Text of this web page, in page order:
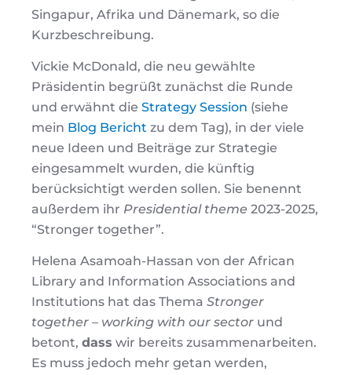
Singapur, Afrika und Dänemark, so die
Kurzbeschreibung.
Vickie McDonald, die neu gewählte
Präsidentin begrüßt zunächst die Runde
und erwähnt die Strategy Session (siehe
mein Blog Bericht zu dem Tag), in der viele
neue Ideen und Beiträge zur Strategie
eingesammelt wurden, die künftig
berücksichtigt werden sollen. Sie benennt
außerdem ihr Presidential theme 2023-2025,
“Stronger together”.
Helena Asamoah-Hassan von der African
Library and Information Associations and
Institutions hat das Thema Stronger
together – working with our sector und
betont, dass wir bereits zusammenarbeiten.
Es muss jedoch mehr getan werden,